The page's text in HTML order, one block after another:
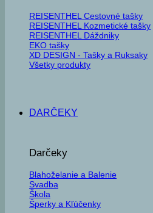
REISENTHEL Cestovné tašky
REISENTHEL Kozmetické tašky
REISENTHEL Dáždniky
EKO tašky
XD DESIGN - Tašky a Ruksaky
Všetky produkty
DARČEKY
Darčeky
Blahoželanie a Balenie
Svadba
Škola
Šperky a Kľúčenky